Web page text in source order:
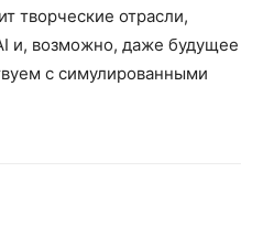
творческие отрасли,
и, возможно, даже будущее
с симулированными